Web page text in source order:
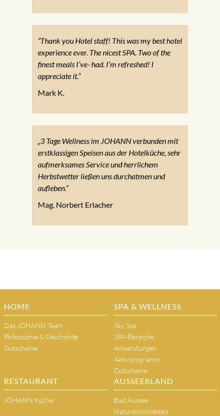
“Thank you Hotel staff! This was my best hotel
experience ever. The nicest SPA. Two of the
finest meals I’ve- had. I’m refreshed! I
appreciate it.“
Mark K.
„3 Tage Wellness im JOHANN verbunden mit
erstklassigen Speisen aus der Hotelküche, sehr
aufmerksames Service und herrlichem
Herbstwetter ließen uns durchatmen und
aufleben.“
Mag. Norbert Erlacher
HOME
Das JOHANN Team
Philosophie & Geschichte
Gutscheine
SPA & WELLNESS
Sky Spa
SPA-Bereiche
Anwendungen
Aktivprogramm
Gutscheine
RESTAURANT
JOHANN Küche
AUSSEERLAND
Bad Aussee
Naturschönheiten